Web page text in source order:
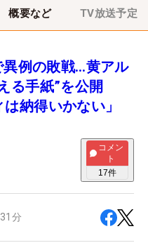
概要など TV放送予定
異例の敗戦…黄アル
る手紙”を公開
納得いかない」
コメン
ト
17件
分